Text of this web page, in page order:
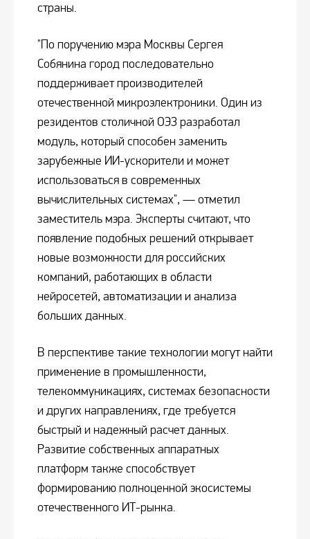
страны.
"По поручению мэра Москвы Сергея
Собянина город последовательно
поддерживает производителей
отечественной микроэлектроники. Один из
резидентов столичной ОЭЗ разработал
модуль, который способен заменить
зарубежные ИИ-ускорители и может
использоваться в современных
вычислительных системах", — отметил
заместитель мэра. Эксперты считают, что
появление подобных решений открывает
новые возможности для российских
компаний, работающих в области
нейросетей, автоматизации и анализа
больших данных.
В перспективе такие технологии могут найти
применение в промышленности,
телекоммуникациях, системах безопасности
и других направлениях, где требуется
быстрый и надежный расчет данных.
Развитие собственных аппаратных
платформ также способствует
формированию полноценной экосистемы
отечественного ИТ-рынка.